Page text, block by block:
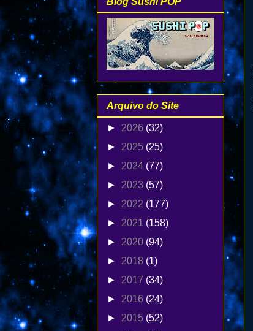
Arquivo do Site
► 2026 (32)
► 2025 (25)
► 2024 (77)
► 2023 (57)
► 2022 (177)
► 2021 (158)
► 2020 (94)
► 2018 (1)
► 2017 (34)
► 2016 (24)
► 2015 (52)